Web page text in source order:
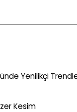
Yenilikçi
Kesim